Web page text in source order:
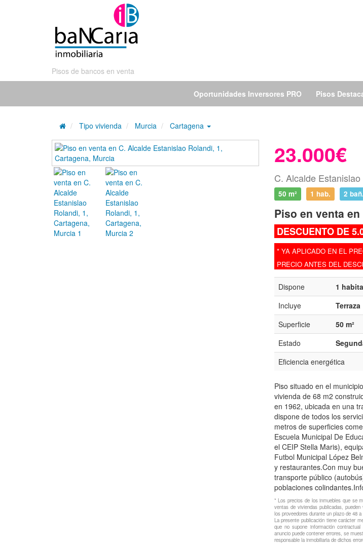
Pisos de bancos en venta
Oportunidades Inversores PRO Pisos
Tipo vivienda Murcia Cartagena
23.000€
C. Alcalde
50 m² 1 hab. 2 bañ.
Piso en venta en
DESCUENTO DE
* YA APLICADO EN EL
PRECIO ANTES DEL
Dispone 1
Incluye
Terraza
Superficie
50 m²
Estado
Eficiencia energética
Piso situado en el
vivienda de 68 m2
en 1962, ubicada en una
dispone de todos los
metros de superficies
Escuela Municipal De
el CEIP Stella Maris),
Futbol Municipal López
y restaurantes.Con muy
transporte público
poblaciones
* Los precios de los inmuebles que se
ventas de viviendas publicadas,
los proveedores durante un plazo de 48 a
La presente publicación tiene carácter
que no supone información
anuncio puede contener errores, se
responsable la inmobiliaria de dichos